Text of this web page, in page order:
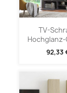
TV-
Hochglanz-
92,33